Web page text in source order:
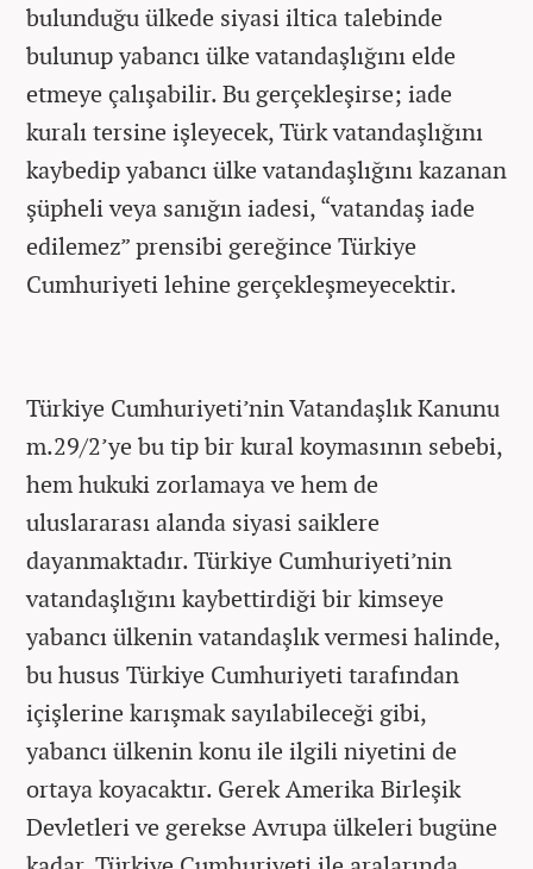
bulunduğu ülkede siyasi iltica talebinde
bulunup yabancı ülke vatandaşlığını elde
etmeye çalışabilir. Bu gerçekleşirse; iade
kuralı tersine işleyecek, Türk vatandaşlığını
kaybedip yabancı ülke vatandaşlığını kazanan
şüpheli veya sanığın iadesi, “vatandaş iade
edilemez” prensibi gereğince Türkiye
Cumhuriyeti lehine gerçekleşmeyecektir.
Türkiye Cumhuriyeti’nin Vatandaşlık Kanunu
m.29/2’ye bu tip bir kural koymasının sebebi,
hem hukuki zorlamaya ve hem de
uluslararası alanda siyasi saiklere
dayanmaktadır. Türkiye Cumhuriyeti’nin
vatandaşlığını kaybettirdiği bir kimseye
yabancı ülkenin vatandaşlık vermesi halinde,
bu husus Türkiye Cumhuriyeti tarafından
içişlerine karışmak sayılabileceği gibi,
yabancı ülkenin konu ile ilgili niyetini de
ortaya koyacaktır. Gerek Amerika Birleşik
Devletleri ve gerekse Avrupa ülkeleri bugüne